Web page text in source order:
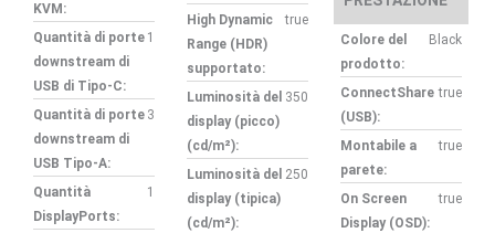
KVM:
Quantità di porte
downstream di
USB di Tipo-C:
1
Quantità di porte
downstream di
USB Tipo-A:
3
Quantità
DisplayPorts:
1
High Dynamic
Range (HDR)
supportato:
true
Luminosità del
display (picco)
(cd/m²):
350
Luminosità del
display (tipica)
(cd/m²):
250
Colore del
prodotto:
Black
ConnectShare
(USB):
true
Montabile a
parete:
true
On Screen
Display (OSD):
true